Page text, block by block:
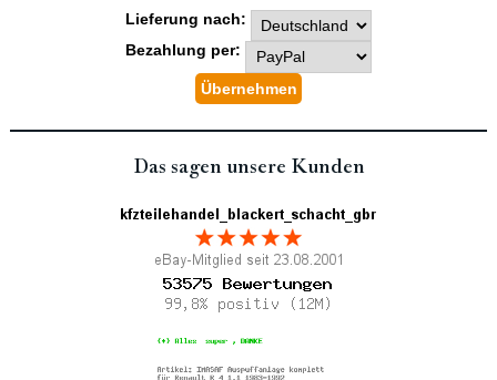
Lieferung nach:
Bezahlung per:
Das sagen unsere Kunden